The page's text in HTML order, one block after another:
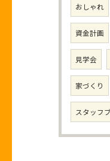
おしゃれ
資金計画
見学会
家づくり
スタッフ